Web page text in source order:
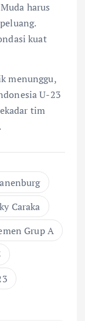
harus
kuat
menunggu,
U-23
tim
Caraka
Grup A